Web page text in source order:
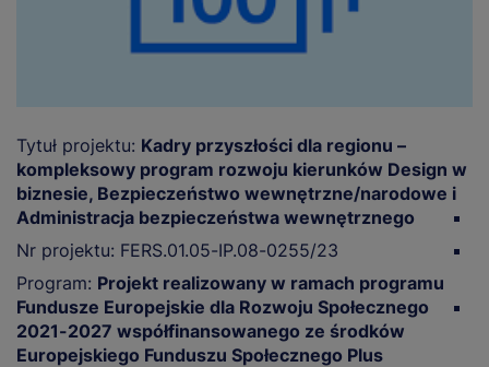
Tytuł projektu: Kadry przyszłości dla regionu –
kompleksowy program rozwoju kierunków Design w
biznesie, Bezpieczeństwo wewnętrzne/narodowe i
Administracja bezpieczeństwa wewnętrznego
Nr projektu: FERS.01.05-IP.08-0255/23
Program: Projekt realizowany w ramach programu
Fundusze Europejskie dla Rozwoju Społecznego
2021-2027 współfinansowanego ze środków
Europejskiego Funduszu Społecznego Plus